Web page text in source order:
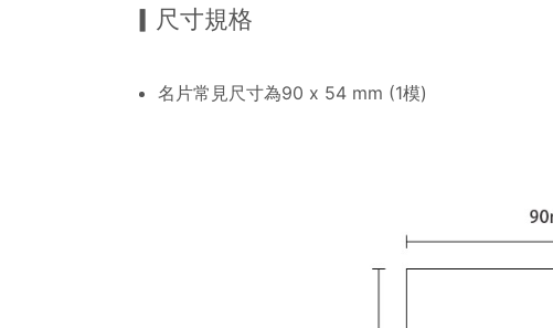
▎尺寸規格
名片常見尺寸為90 x 54 mm (1模)